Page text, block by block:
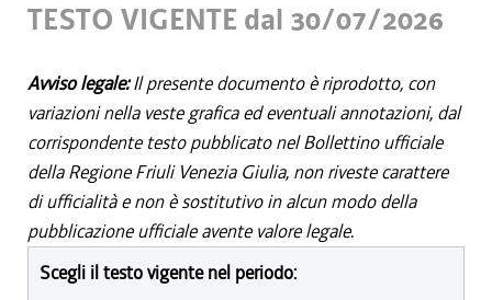
TESTO VIGENTE dal 30/07/2026
Avviso legale:Il presente documento è riprodotto, con
variazioni nella veste grafica ed eventuali annotazioni, dal
corrispondente testo pubblicato nel Bollettino ufficiale
della Regione Friuli Venezia Giulia, non riveste carattere
di ufficialità e non è sostitutivo in alcun modo della
pubblicazione ufficiale avente valore legale.
Scegli il testo vigente nel periodo: